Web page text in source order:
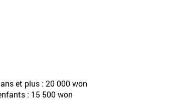
et plus : 20 000 won
: 15 500 won